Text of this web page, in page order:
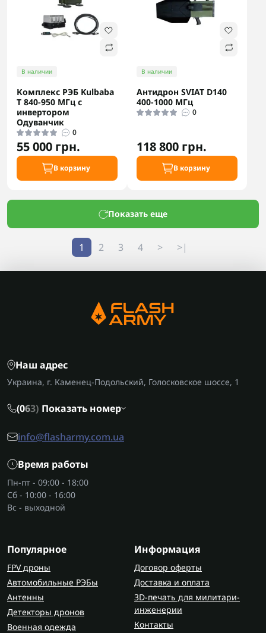
В наличии
Комплекс РЭБ Kulbaba
T 840-950 МГц с
инвертором
Одуванчик
0
55 000 грн.
В корзину
В наличии
Антидрон SVIAT D140
400-1000 МГц
0
118 800 грн.
В корзину
Показать еще
1 2 3 4 > >|
Наш адрес
Украина, г. Каменец-Подольский, Голосковское шоссе, 1
(063) Показать номер
info@flasharmy.com.ua
Время работы
Пн-пт - 09:00 - 18:00
Сб - 10:00 - 16:00
Вс - выходной
Популярное
FPV дроны
Автомобильные РЭБы
Антенны
Детекторы дронов
Военная одежда
Информация
Договор оферты
Доставка и оплата
3D-печать для милитари-
инженерии
Контакты